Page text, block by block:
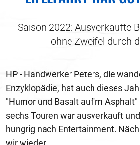
Saison 2022: Ausverkaufte
ohne Zweifel durch
HP - Handwerker Peters, die
Enzyklopädie, hat auch dieses
"Humor und Basalt auf'm
sechs Touren war ausverkauft
hungrig nach Entertainment.
wir wieder.